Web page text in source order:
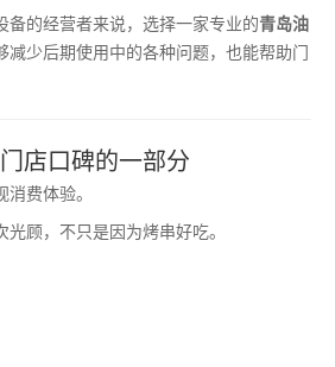
备的经营者来说，选择一家专业的青岛油
减少后期使用中的各种问题，也能帮助门
店口碑的一部分
费体验。
顾，不只是因为烤串好吃。